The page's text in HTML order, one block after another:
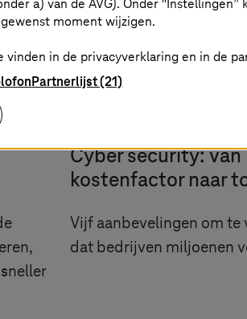
Cyber security: van
kostenfactor naar
Vijf aanbevelingen om te
dat bedrijven miljoenen
moment wijzigen.
in de privacyverklaring en in de
Partnerlijst (21)